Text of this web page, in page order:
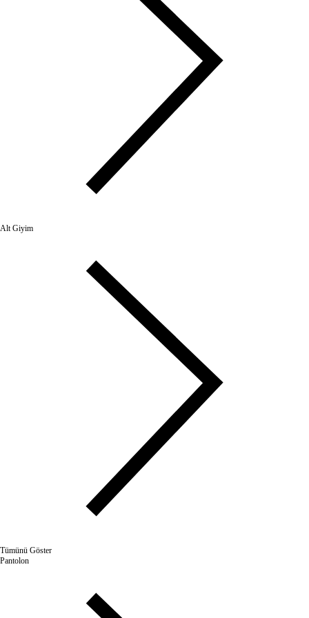
Alt Giyim
Tümünü Göster
Pantolon